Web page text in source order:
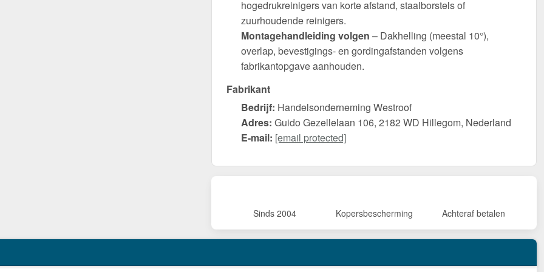
hogedrukreinigers van korte afstand, staalborstels of
zuurhoudende reinigers.
Montagehandleiding volgen – Dakhelling (meestal 10°),
overlap, bevestigings- en gordingafstanden volgens
fabrikantopgave aanhouden.
Fabrikant
Bedrijf: Handelsonderneming Westroof
Adres: Guido Gezellelaan 106, 2182 WD Hillegom, Nederland
E-mail: [email protected]
Sinds 2004 Kopersbescherming Achteraf betalen